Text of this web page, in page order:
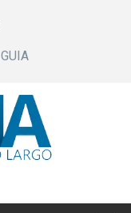
GUIA